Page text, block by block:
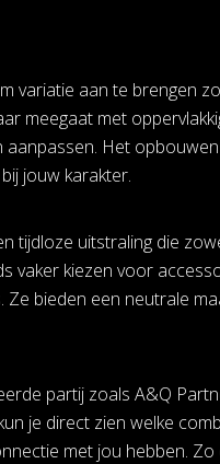
variatie aan te brengen
meegaat met
Het
jouw karakter.
tijdloze uitstraling die
kiezen voor
bieden een neutrale
partij zoals A&Q
je direct zien welke
met jou hebben.